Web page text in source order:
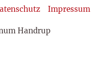
Impressum
Handrup